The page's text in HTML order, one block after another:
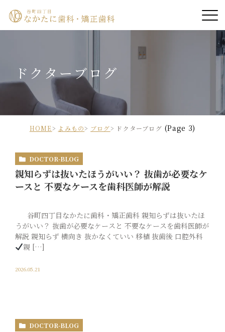
院長紹介
医院紹介
診療案内
診療時間・アクセス
診療の流れ
症例
ドクターブログ
HOME よみもの ブログ ドクターブログ (Page 3)
DOCTOR-BLOG
親知らずは抜いたほうがいい？ 抜歯が必要なケ
ースと 不要なケースを歯科医師が解説
谷町四丁目なかたに歯科・矯正歯科 親知らずは抜いたほ
うがいい？ 抜歯が必要なケースと 不要なケースを歯科医師が
解説 親知らず 横向き 抜かなくていい 移植 抜歯後 口腔外科
親 […]
2026.05.21
DOCTOR-BLOG